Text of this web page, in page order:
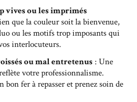
vives ou les imprimés
que la couleur soit la bienvenue,
ou les motifs trop imposants qui
interlocuteurs.
ou mal entretenus : Une
votre professionnalisme.
bon fer à repasser et prenez soin de